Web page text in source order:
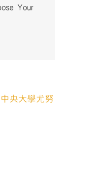
Your
中央大學尤努